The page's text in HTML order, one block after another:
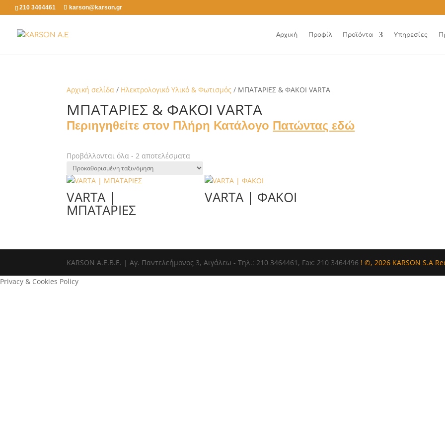
210 3464461 karson@karson.gr
Αρχική Προφίλ Προϊόντα Υπηρεσίες
Αρχική σελίδα / Ηλεκτρολογικό Υλικό & Φωτισμός / ΜΠΑΤΑΡΙΕΣ & ΦΑΚΟΙ VARTA
ΜΠΑΤΑΡΙΕΣ & ΦΑΚΟΙ VARTA
Περιηγηθείτε στον Πλήρη Κατάλογο Πατώντας εδώ
Προβάλλονται όλα - 2 αποτελέσματα
VARTA |
ΜΠΑΤΑΡΙΕΣ
VARTA | ΦΑΚΟΙ
ΚΑRSOΝ Α.E.B.E. | Αγ. Παντελεήμονος 3, Αιγάλεω - Τηλ.: 210 3464461, Fax: 210 3464496 ! ©, 2026 KARSON S.A
Privacy & Cookies Policy